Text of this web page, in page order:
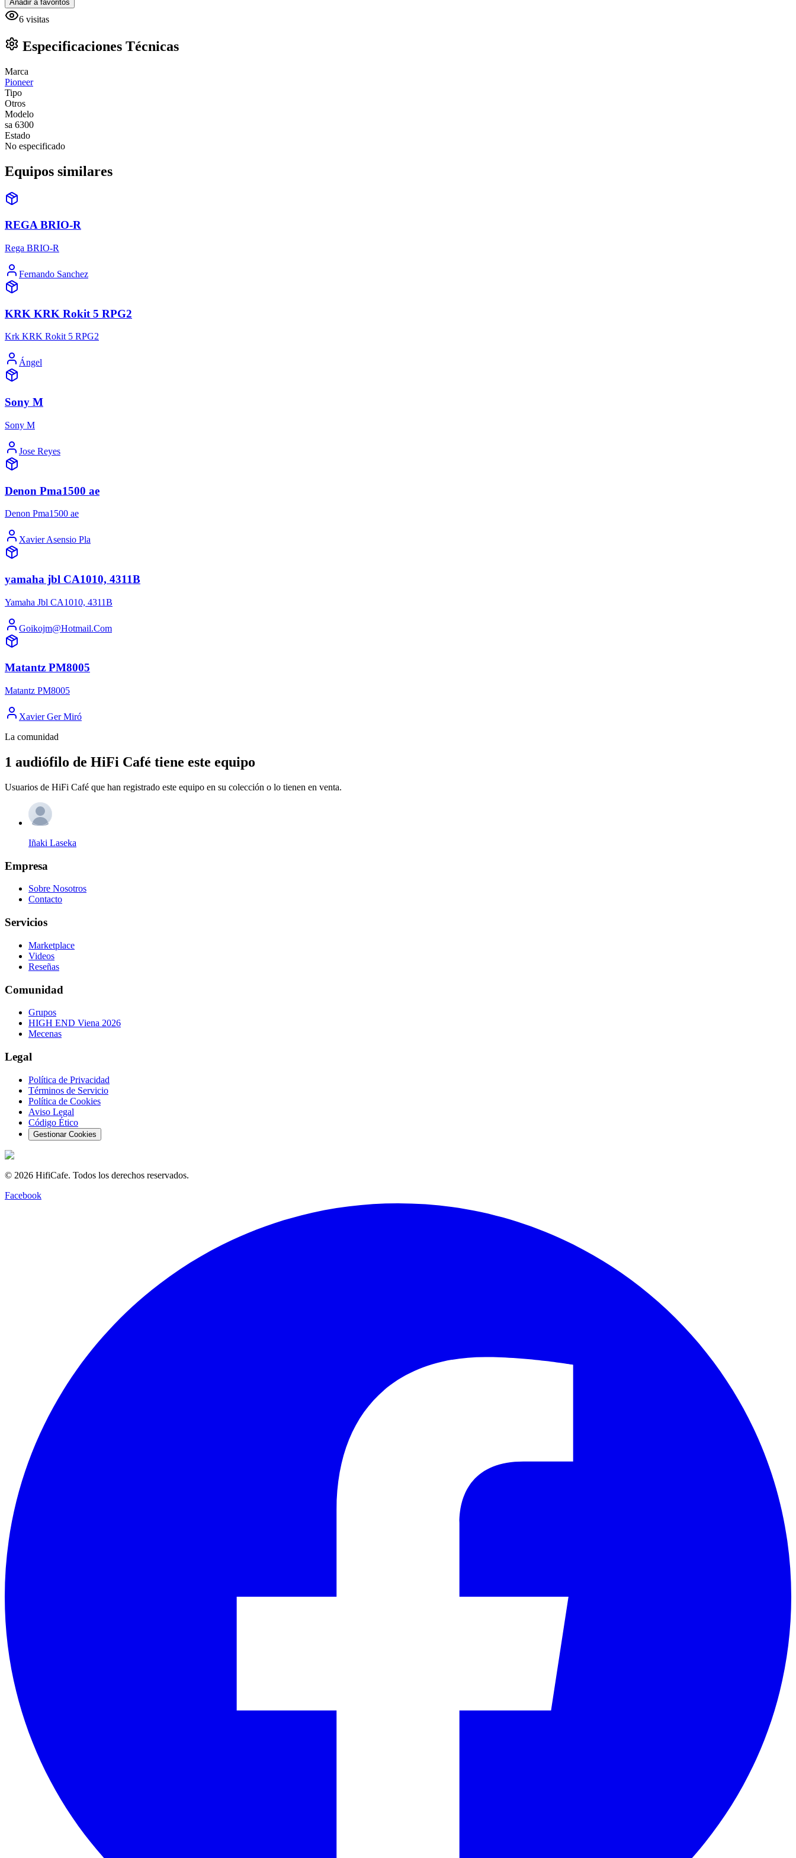
Añadir a favoritos
6 visitas
Especificaciones Técnicas
Marca
Pioneer
Tipo
Otros
Modelo
sa 6300
Estado
No especificado
Equipos similares
REGA BRIO-R
Rega BRIO-R
Fernando Sanchez
KRK KRK Rokit 5 RPG2
Krk KRK Rokit 5 RPG2
Ángel
Sony M
Sony M
Jose Reyes
Denon Pma1500 ae
Denon Pma1500 ae
Xavier Asensio Pla
yamaha jbl CA1010, 4311B
Yamaha Jbl CA1010, 4311B
Goikojm@Hotmail.Com
Matantz PM8005
Matantz PM8005
Xavier Ger Miró
La comunidad
1 audiófilo de HiFi Café tiene este equipo
Usuarios de HiFi Café que han registrado este equipo en su colección o lo tienen en venta.
Iñaki Laseka
Empresa
Sobre Nosotros
Contacto
Servicios
Marketplace
Videos
Reseñas
Comunidad
Grupos
HIGH END Viena 2026
Mecenas
Legal
Política de Privacidad
Términos de Servicio
Política de Cookies
Aviso Legal
Código Ético
Gestionar Cookies
© 2026 HifiCafe. Todos los derechos reservados.
Facebook